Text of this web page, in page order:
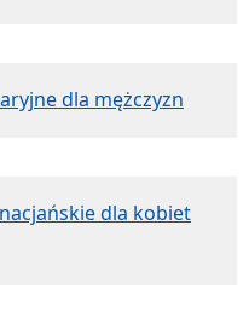
dla mężczyzn
dla kobiet